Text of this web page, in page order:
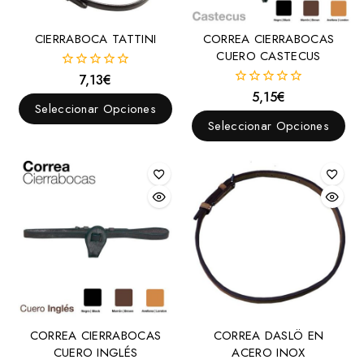
CIERRABOCA TATTINI
fuera
de
5
7,13€
Seleccionar Opciones
CORREA CIERRABOCAS
CUERO CASTECUS
fuera
de
5
5,15€
Seleccionar Opciones
CORREA CIERRABOCAS
CUERO INGLÉS
CORREA DASLÖ EN
ACERO INOX
Trotón
Vaqueros
Western
Anilla
Elevador
Espátula
Oliva
Trabalenguas